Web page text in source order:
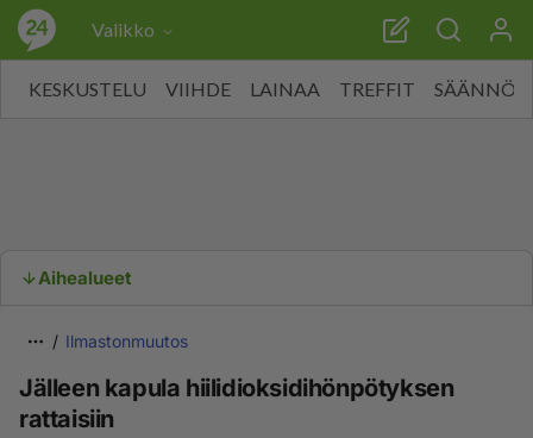
Valikko
KESKUSTELU VIIHDE LAINAA TREFFIT SÄÄNNÖT
Aihealueet
Ilmastonmuutos
Jälleen kapula hiilidioksidihönpötyksen
rattaisiin